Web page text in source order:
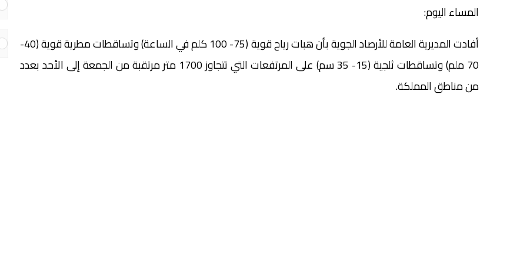
المساء اليوم:
أفادت المديرية العامة للأرصاد الجوية بأن هبات رياح قوية (75- 100 كلم في الساعة) وتساقطات مطرية قوية (40-
70 ملم) وتساقطات ثلجية (15- 35 سم) على المرتفعات التي تتجاوز 1700 متر مرتقبة من الجمعة إلى الأحد بعدد
من مناطق المملكة.